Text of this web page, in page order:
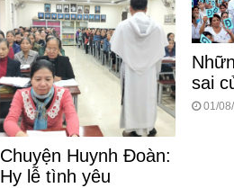
Chuyện Huynh Đoàn:
Hy lễ tình yêu
sai
01/